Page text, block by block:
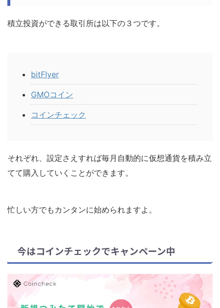
積立投資ができる取引所は以下の３つです。
bitFlyer
GMOコイン
コインチェック
それぞれ、設定さえすれば毎月自動的に仮想通貨を積み立
てて購入 していくことができます。
忙しい方でもカンタンに始められますよ。
今はコインチェックでキャンペーン中